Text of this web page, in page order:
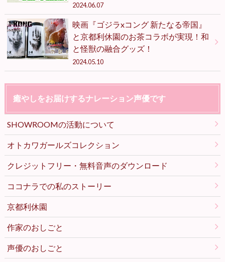
2024.06.07
映画『ゴジラxコング 新たなる帝国』
と京都利休園のお茶コラボが実現！和
と怪獣の融合グッズ！
2024.05.10
癒やしをお届けするナレーション声優です
SHOWROOMの活動について
オトカワガールズコレクション
クレジットフリー・無料音声のダウンロード
ココナラでの私のストーリー
京都利休園
作家のおしごと
声優のおしごと